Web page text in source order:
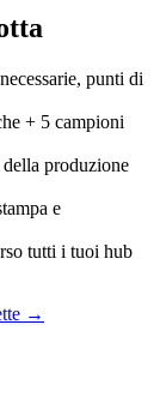
punti di
+ 5 campioni
produzione
e
tutti i tuoi hub
→